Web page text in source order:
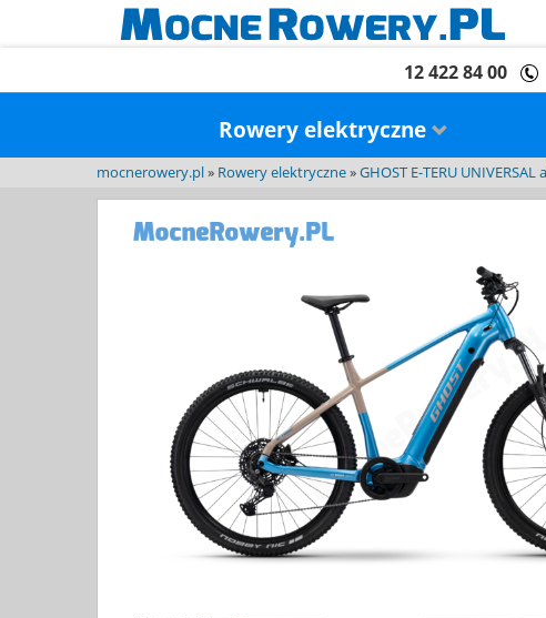
12 422 84 00
Rowery elektryczne
mocnerowery.pl» Rowery elektryczne»GHOST E-TERU